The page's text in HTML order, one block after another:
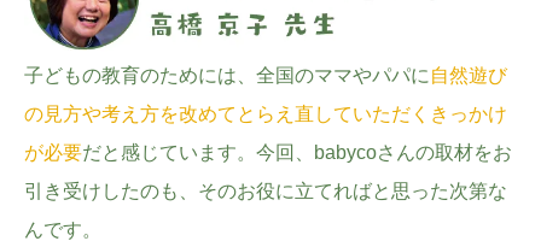
子どもの教育のためには、全国のママやパパに 自然遊び
の見方や考え方を改めてとらえ直していただくきっかけ
が必要だと感じています。今回、babycoさんの取材をお
引き受けしたのも、そのお役に立てればと思った次第な
んです。